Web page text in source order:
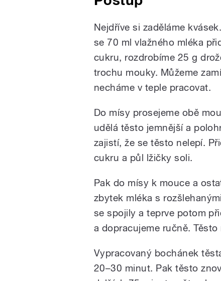
Nejdříve si zaděláme
se 70 ml vlažného mléka
cukru, rozdrobíme 25 g
trochu mouky. Můžeme
necháme v teple pracovat.
Do mísy prosejeme obě
udělá těsto jemnější a
zajistí, že se těsto nelepí.
cukru a půl lžičky soli.
Pak do mísy k mouce a
zbytek mléka s
se spojily a teprve potom
a dopracujeme ručně.
Vypracovaný bochánek
20–30 minut. Pak těsto